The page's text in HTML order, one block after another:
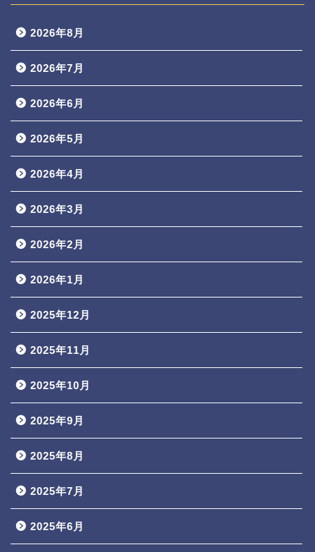
2026年8月
2026年7月
2026年6月
2026年5月
2026年4月
2026年3月
2026年2月
2026年1月
2025年12月
2025年11月
2025年10月
2025年9月
2025年8月
2025年7月
2025年6月